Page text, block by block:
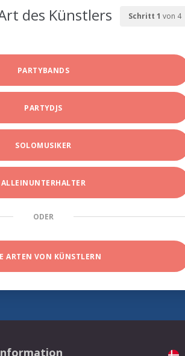
Schritt 1 von 4
des Künstlers
PARTYBANDS
PARTYDJS
SOLOMUSIKER
ALLEINUNTERHALTER
ODER
ARTEN VON KÜNSTLERN